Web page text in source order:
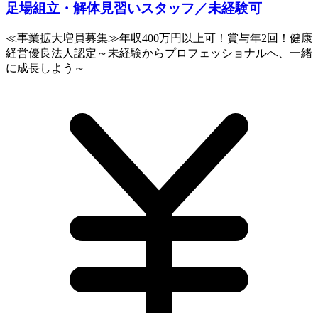
足場組立・解体見習いスタッフ／未経験可
≪事業拡大増員募集≫年収400万円以上可！賞与年2回！健康
経営優良法人認定～未経験からプロフェッショナルへ、一緒
に成長しよう～